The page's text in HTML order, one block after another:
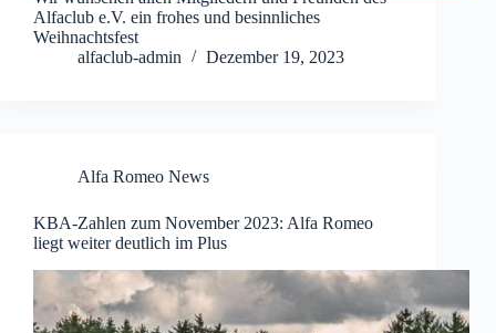
Alfaclub e.V. ein frohes und besinnliches
Weihnachtsfest
alfaclub-admin
Dezember 19, 2023
Alfa Romeo News
KBA-Zahlen zum November 2023: Alfa Romeo
liegt weiter deutlich im Plus